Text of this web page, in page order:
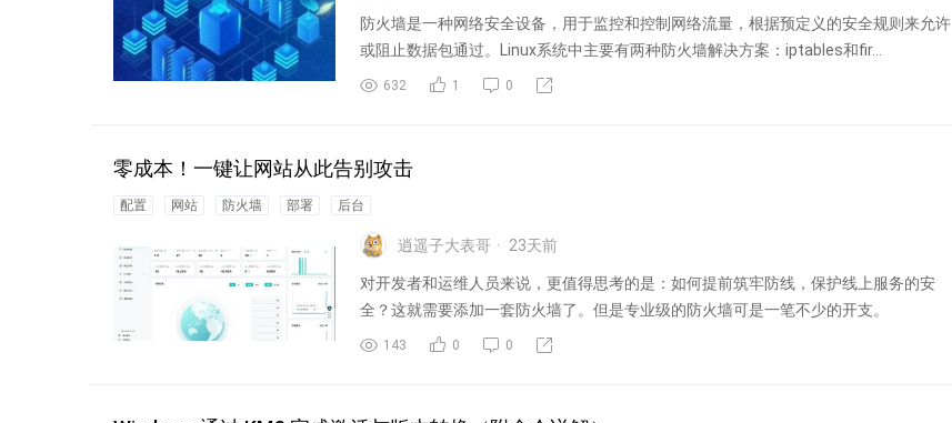
防火墙是一种网络安全设备，用于监控和控制网络流量，根据预定义的安全规则来允许
或阻止数据包通过。Linux系统中主要有两种防火墙解决方案：iptables和fir...
632 1 0
零成本！一键让网站从此告别攻击
配置 网站 防火墙 部署 后台
逍遥子大表哥 23天前
对开发者和运维人员来说，更值得思考的是：如何提前筑牢防线，保护线上服务的安
全？这就需要添加一套防火墙了。但是专业级的防火墙可是一笔不少的开支。
143 0 0